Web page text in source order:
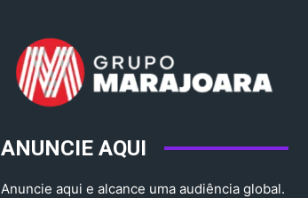
ANUNCIE AQUI
Anuncie aqui e alcance uma audiência global.